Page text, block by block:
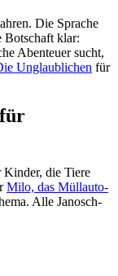
Die Sprache
Botschaft klar:
Abenteuer sucht,
Unglaublichen für
Kinder, die Tiere
Milo, das Müllauto-
Alle Janosch-